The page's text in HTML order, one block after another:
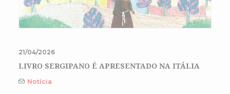
21/04/2026
LIVRO SERGIPANO É APRESENTADO NA ITÁLIA
Notícia